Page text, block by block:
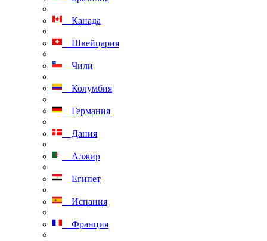
Канада
Швейцария
Чили
Колумбия
Германия
Дания
Алжир
Египет
Испания
Франция